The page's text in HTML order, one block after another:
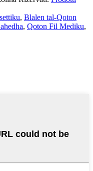
, Blalen tal-Qoton
, Qoton Fil Mediku,